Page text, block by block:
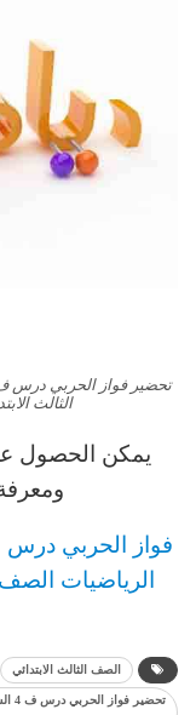
الثالث
يمكن الحصول
فواز الحربي درس
الرياضيات
الصف الثالث الابتدائي